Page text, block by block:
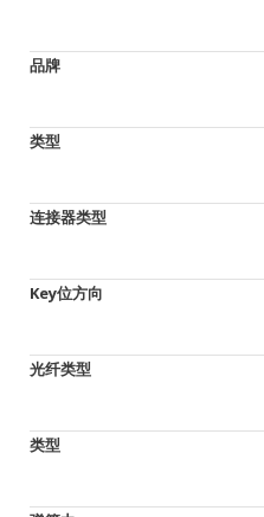
品牌
类型
连接器类型
Key位方向
光纤类型
类型